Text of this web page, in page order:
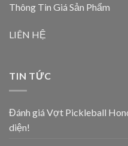
Thông Tin Giá Sản Phẩm
LIÊN HỆ
TIN TỨC
Đánh giá Vợt Pickleball
diện!